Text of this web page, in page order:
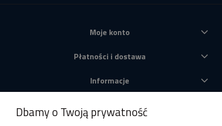
Moje konto
Płatności i dostawa
Informacje
Dbamy o Twoją prywatność